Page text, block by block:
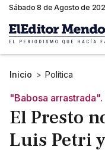
Sábado 8 de Agosto de
Inicio > Política
"Babosa arrastrada".
El Presto
Luis Petri